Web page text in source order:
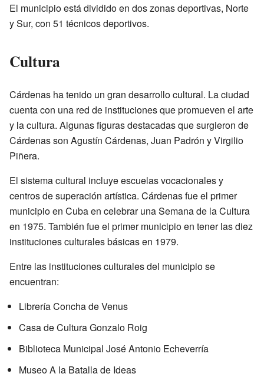
El municipio está dividido en dos zonas deportivas, Norte
y Sur, con 51 técnicos deportivos.
Cultura
Cárdenas ha tenido un gran desarrollo cultural. La ciudad
cuenta con una red de instituciones que promueven el arte
y la cultura. Algunas figuras destacadas que surgieron de
Cárdenas son Agustín Cárdenas, Juan Padrón y Virgilio
Piñera.
El sistema cultural incluye escuelas vocacionales y
centros de superación artística. Cárdenas fue el primer
municipio en Cuba en celebrar una Semana de la Cultura
en 1975. También fue el primer municipio en tener las diez
instituciones culturales básicas en 1979.
Entre las instituciones culturales del municipio se
encuentran:
Librería Concha de Venus
Casa de Cultura Gonzalo Roig
Biblioteca Municipal José Antonio Echeverría
Museo A la Batalla de Ideas